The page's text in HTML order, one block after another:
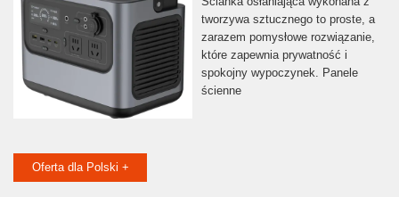
tworzywa sztucznego to proste, a
zarazem pomysłowe rozwiązanie,
które zapewnia prywatność i
spokojny wypoczynek. Panele
ścienne
Oferta dla Polski +